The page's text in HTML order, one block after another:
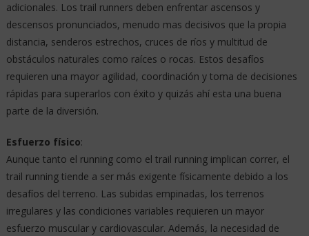
adicionales. Los trail runners deben enfrentar ascensos y
descensos pronunciados, menudo mas decisivos que la propia
distancia, senderos estrechos, cruces de ríos y multitud de
obstáculos naturales como raíces o rocas. Estos desafíos
requieren una mayor agilidad, coordinación y toma de decisiones
rápidas para superarlos con éxito y quizás ahí esta una buena
parte de la diversión.
Esfuerzo físico:
Aunque tanto el running como el trail running implican correr, el
trail running tiende a ser más exigente físicamente debido a los
desafíos del terreno. Las subidas empinadas, los terrenos
irregulares y las condiciones variables requieren un mayor
esfuerzo muscular y cardiovascular. Además, la necesidad de